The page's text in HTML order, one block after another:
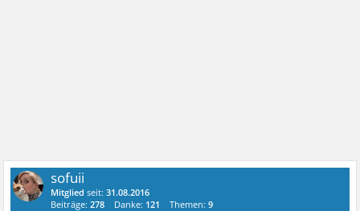
sofuii
Mitglied seit:31.08.2016
Beiträge:278 Danke: 121 Themen:9